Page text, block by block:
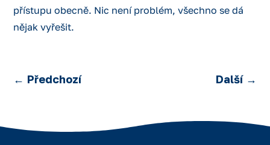
přístupu obecně. Nic není problém, všechno se dá
nějak vyřešit.
← Předchozí Další→